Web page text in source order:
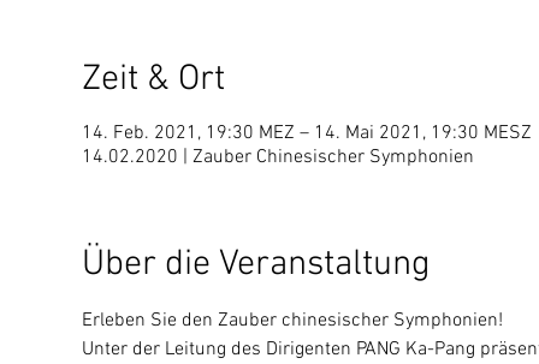
Zeit & Ort
14. Feb. 2021, 19:30 MEZ – 14. Mai 2021, 19:30 MESZ
14.02.2020 | Zauber Chinesischer Symphonien
Über die Veranstaltung
Erleben Sie den Zauber chinesischer Symphonien!
Unter der Leitung des Dirigenten PANG Ka-Pang